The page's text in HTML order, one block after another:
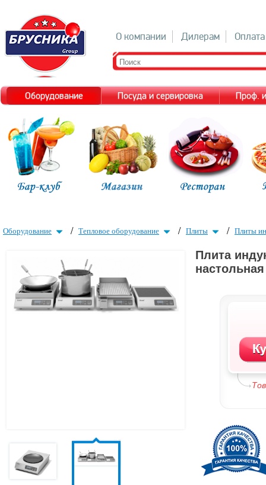
О компании Дилерам Оплата
Оборудование Посуда и сервировка Проф.
Оборудование / Тепловое оборудование / Плиты / Плиты
Плита